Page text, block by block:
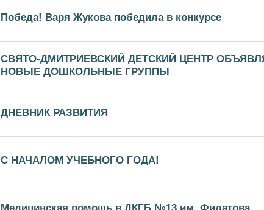
Победа! Варя Жукова победила в конкурсе
СВЯТО-ДМИТРИЕВСКИЙ ДЕТСКИЙ ЦЕНТР
НОВЫЕ ДОШКОЛЬНЫЕ ГРУППЫ
ДНЕВНИК РАЗВИТИЯ
С НАЧАЛОМ УЧЕБНОГО ГОДА!